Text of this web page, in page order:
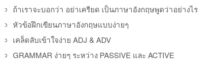
ถ้าเราจะบอกว่า อย่าเครียด เป็นภาษาอังกฤษพูดว่าอย่างไร
หัวข้อฝึกเขียนภาษาอังกฤษแบบง่ายๆ
เคล็ดลับเข้าใจง่าย ADJ & ADV
GRAMMAR ง่ายๆ ระหว่าง PASSIVE และ ACTIVE